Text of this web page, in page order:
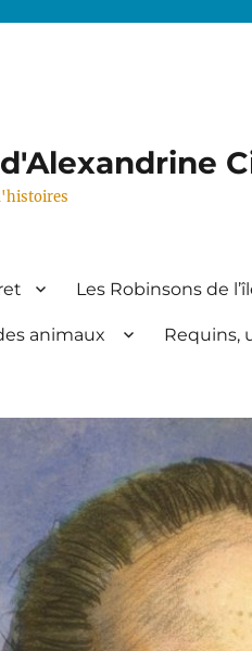
Les Robinsons de
animaux Requins,